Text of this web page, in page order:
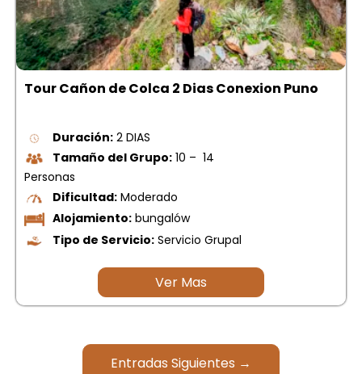
Tour Cañon de Colca 2 Dias Conexion Puno
Duración: 2 DIAS
Tamaño del Grupo: 10 – 14
Personas
Dificultad: Moderado
Alojamiento: bungalów
Tipo de Servicio: Servicio Grupal
Ver Mas
Entradas Siguientes →